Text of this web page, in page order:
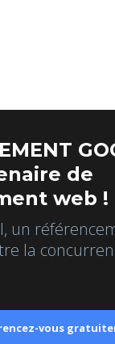
de
web !
un
la
vous